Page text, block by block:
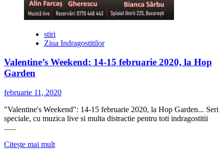
stiri
Ziua Indragostitilor
Valentine’s Weekend: 14-15 februarie 2020, la Hop
Garden
februarie 11, 2020
"Valentine's Weekend": 14-15 februarie 2020, la Hop Garden... Seri
speciale, cu muzica live si multa distractie pentru toti indragostitii
......
Citește mai multCitește